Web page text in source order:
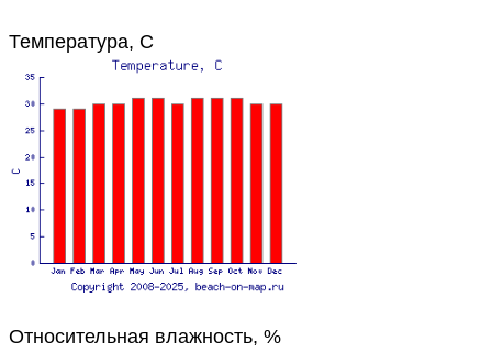
Температура, C
Относительная влажность, %